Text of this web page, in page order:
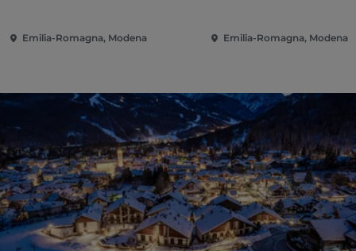
Emilia-Romagna, Modena Emilia-Romagna, Modena